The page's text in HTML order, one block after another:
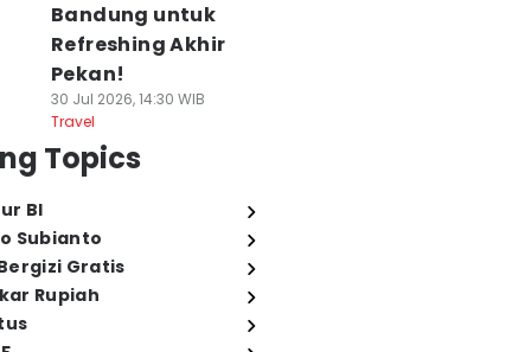
Bandung untuk
Refreshing Akhir
Pekan!
30 Jul 2026, 14:30 WIB
Travel
Topics
BI
Subianto
Gratis
Rupiah